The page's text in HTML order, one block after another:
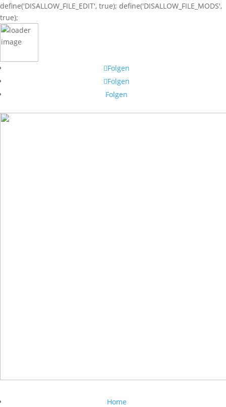
define('DISALLOW_FILE_EDIT', true); define('DISALLOW_FILE_MODS',
true);
Folgen
Folgen
Folgen
Home